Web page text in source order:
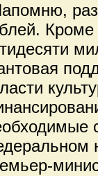
Кроме